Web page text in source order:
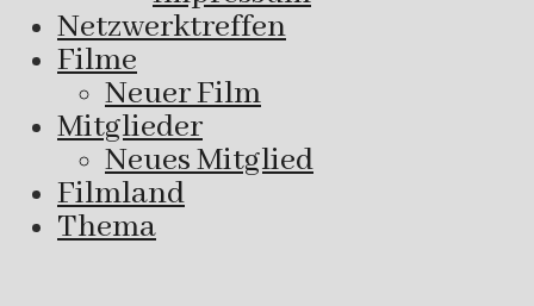
Netzwerktreffen
Filme
Neuer Film
Mitglieder
Neues Mitglied
Filmland
Thema